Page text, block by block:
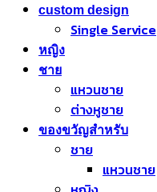
custom design
Single Service
หญิง
ชาย
แหวนชาย
ต่างหูชาย
ของขวัญสำหรับ
ชาย
แหวนชาย